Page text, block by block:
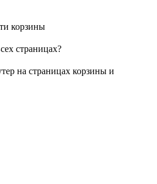
корзины
страницах?
на страницах корзины и